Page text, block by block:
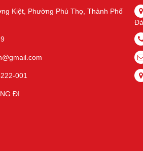
Kiệt, Phường Phú Thọ, Thành Phố
001
ĐI